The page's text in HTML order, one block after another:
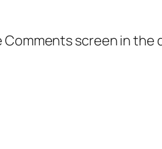
screen in the